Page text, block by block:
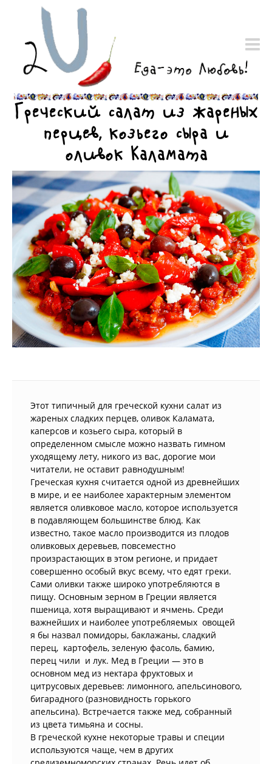
Греческий салат из жареных
перцев, козьего сыра и
оливок Каламата
Этот типичный для греческой кухни салат из
жареных сладких перцев, оливок Каламата,
каперсов и козьего сыра, который в
определенном смысле можно назвать гимном
уходящему лету, никого из вас, дорогие мои
читатели, не оставит равнодушным!
Греческая кухня считается одной из древнейших
в мире, и ее наиболее характерным элементом
является оливковое масло, которое используется
в подавляющем большинстве блюд. Как
известно, такое масло производится из плодов
оливковых деревьев, повсеместно
произрастающих в этом регионе, и придает
совершенно особый вкус всему, что едят греки.
Сами оливки также широко употребляются в
пищу. Основным зерном в Греции является
пшеница, хотя выращивают и ячмень. Среди
важнейших и наиболее употребляемых овощей
я бы назвал помидоры, баклажаны, сладкий
перец, картофель, зеленую фасоль, бамию,
перец чили и лук. Мед в Греции — это в
основном мед из нектара фруктовых и
цитрусовых деревьев: лимонного, апельсинового,
бигарадного (разновидность горького
апельсина). Встречается также мед, собранный
из цвета тимьяна и сосны.
В греческой кухне некоторые травы и специи
используются чаще, чем в других